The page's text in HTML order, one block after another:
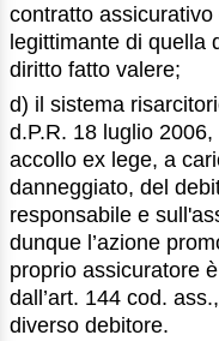
contratto
legittimante di quella
diritto fatto valere;
d) il sistema
d.P.R. 18 luglio
accollo ex lege, a
danneggiato, del
responsabile e
dunque l’azione
proprio assicuratore
dall’art. 144 cod.
diverso debitore.